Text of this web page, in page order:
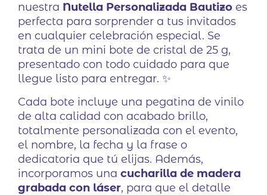
nuestra Nutella Personalizada Bautizo es
perfecta para sorprender a tus invitados
en cualquier celebración especial. Se
trata de un mini bote de cristal de 25 g,
presentado con todo cuidado para que
llegue listo para entregar. ✨
Cada bote incluye una pegatina de vinilo
de alta calidad con acabado brillo,
totalmente personalizada con el evento,
el nombre, la fecha y la frase o
dedicatoria que tú elijas. Además,
incorporamos una cucharilla de madera
grabada con láser, para que el detalle